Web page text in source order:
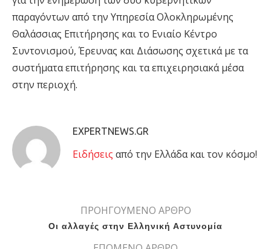
παραγόντων από την Υπηρεσία Ολοκληρωμένης
Θαλάσσιας Επιτήρησης και το Ενιαίο Κέντρο
Συντονισμού, Έρευνας και Διάσωσης σχετικά με τα
συστήματα επιτήρησης και τα επιχειρησιακά μέσα
στην περιοχή.
EXPERTNEWS.GR
Eιδήσεις από την Ελλάδα και τον κόσμο!
ΠΡΟΗΓΟΥΜΕΝΟ ΑΡΘΡΟ
Οι αλλαγές στην Ελληνική Αστυνομία